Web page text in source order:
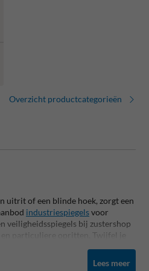
Overzicht productcategorieën
uitrit of een blinde hoek, zorgt een
industriespiegelsvoor
veiligheidsspiegels bij zustershop
particuliere opritten. Twijfel je
aanbod voor de verdereLees meer